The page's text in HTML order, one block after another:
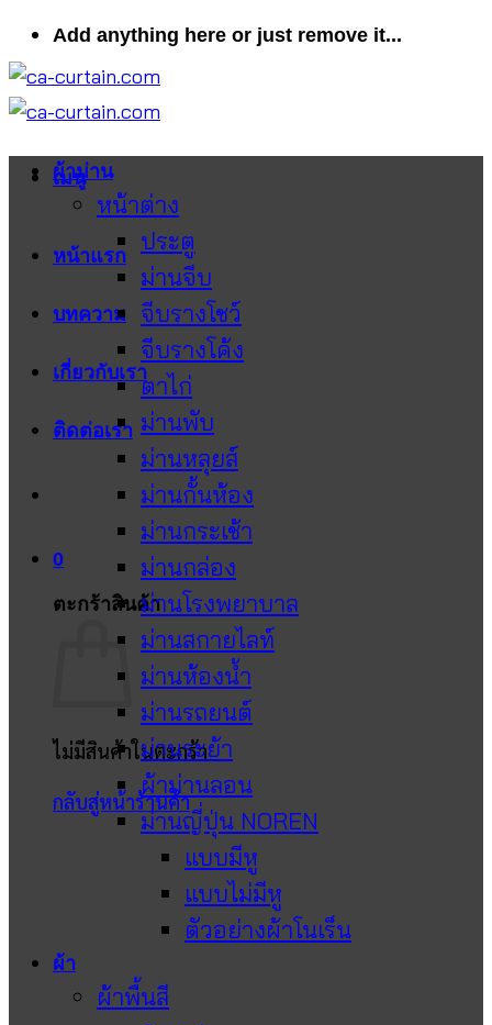
ข้าม
ไป
ยัง
เนื้อหา
Add anything here or just remove it...
เมนู
หน้าแรก
บทความ
เกี่ยวกับเรา
ติดต่อเรา
0
ตะกร้าสินค้า
ไม่มีสินค้าในตะกร้า
กลับสู่หน้าร้านค้า
ผ้าม่าน
หน้าต่าง
ประตู
ม่านจีบ
จีบรางโชว์
จีบรางโค้ง
ตาไก่
ม่านพับ
ม่านหลุยส์
ม่านกั้นห้อง
ม่านกระเช้า
ม่านกล่อง
ม่านโรงพยาบาล
ม่านสกายไลท์
ม่านห้องน้ำ
ม่านรถยนต์
ม่านระย้า
ผ้าม่านลอน
ม่านญี่ปุ่น NOREN
แบบมีหู
แบบไม่มีหู
ตัวอย่างผ้าโนเร็น
ผ้า
ผ้าพื้นสี